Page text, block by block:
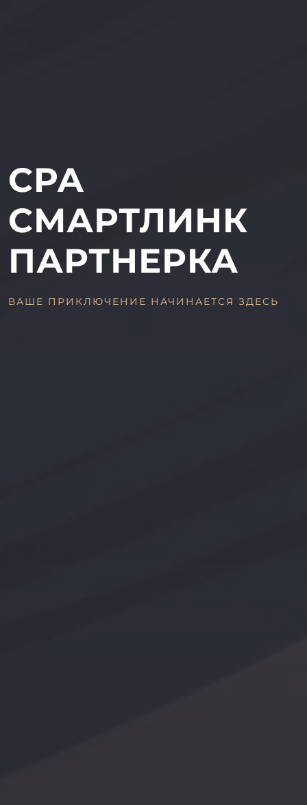
CPA
СМАРТЛИНК
ПАРТНЕРКА
ВАШЕ ПРИКЛЮЧЕНИЕ НАЧИНАЕТСЯ ЗДЕСЬ